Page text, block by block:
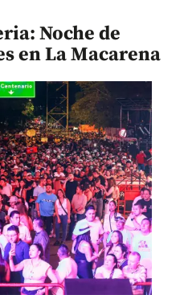
Noche de
en La Macarena